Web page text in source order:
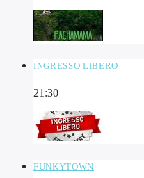
INGRESSO LIBERO
21:30
FUNKYTOWN